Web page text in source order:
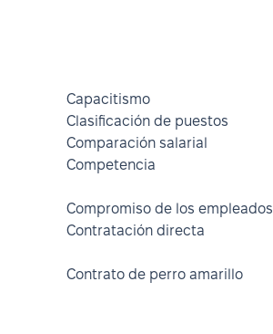
Capacitismo
Clasificación de puestos
Comparación salarial
Competencia
Compromiso de los empleados
Contratación directa
Contrato de perro amarillo